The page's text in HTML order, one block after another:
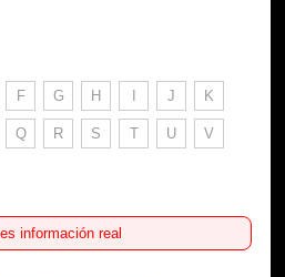
F G H I J K
Q R S T U V
información real